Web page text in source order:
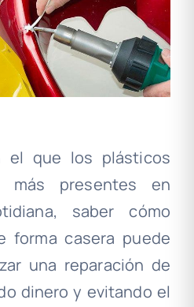
el que los plásticos
más presentes en
saber cómo
forma casera puede
una reparación de
dinero y evitando el